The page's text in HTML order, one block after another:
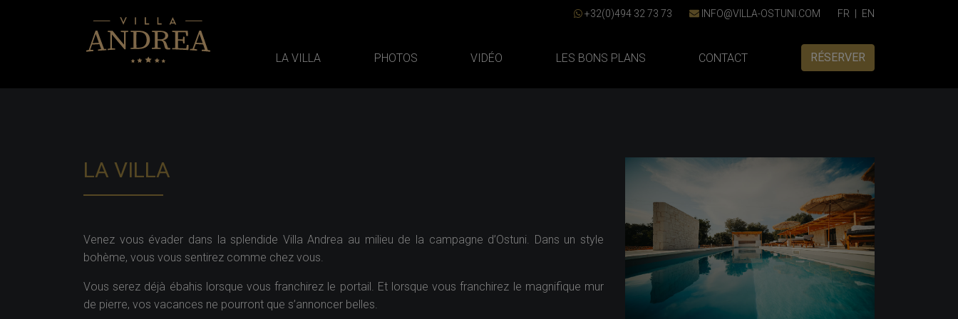
+32(0)494 32 73 73 INFO@VILLA-OSTUNI.COM FR EN
LA VILLA PHOTOS VIDÉO LES BONS PLANS CONTACT RÉSERVER
LA VILLA
Venez vous évader dans la splendide Villa Andrea au milieu de la campagne d’Ostuni. Dans un style
bohème, vous vous sentirez comme chez vous.
Vous serez déjà ébahis lorsque vous franchirez le portail. Et lorsque vous franchirez le magnifique mur
de pierre, vos vacances ne pourront que s’annoncer belles.
CONTACT